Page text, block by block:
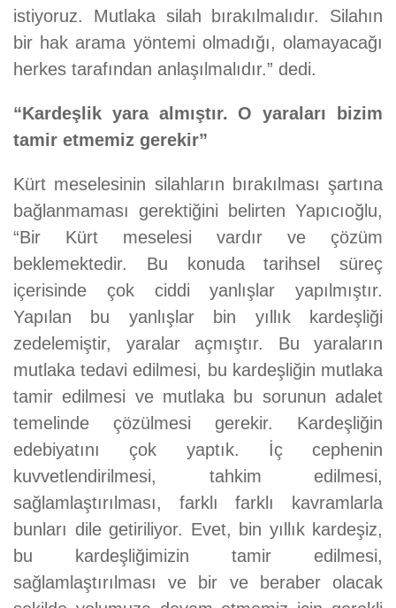
istiyoruz. Mutlaka silah bırakılmalıdır. Silahın
bir hak arama yöntemi olmadığı, olamayacağı
herkes tarafından anlaşılmalıdır.” dedi.
“Kardeşlik yara almıştır. O yaraları bizim
tamir etmemiz gerekir”
Kürt meselesinin silahların bırakılması şartına
bağlanmaması gerektiğini belirten Yapıcıoğlu,
“Bir Kürt meselesi vardır ve çözüm
beklemektedir. Bu konuda tarihsel süreç
içerisinde çok ciddi yanlışlar yapılmıştır.
Yapılan bu yanlışlar bin yıllık kardeşliği
zedelemiştir, yaralar açmıştır. Bu yaraların
mutlaka tedavi edilmesi, bu kardeşliğin mutlaka
tamir edilmesi ve mutlaka bu sorunun adalet
temelinde çözülmesi gerekir. Kardeşliğin
edebiyatını çok yaptık. İç cephenin
kuvvetlendirilmesi, tahkim edilmesi,
sağlamlaştırılması, farklı farklı kavramlarla
bunları dile getiriliyor. Evet, bin yıllık kardeşiz,
bu kardeşliğimizin tamir edilmesi,
sağlamlaştırılması ve bir ve beraber olacak